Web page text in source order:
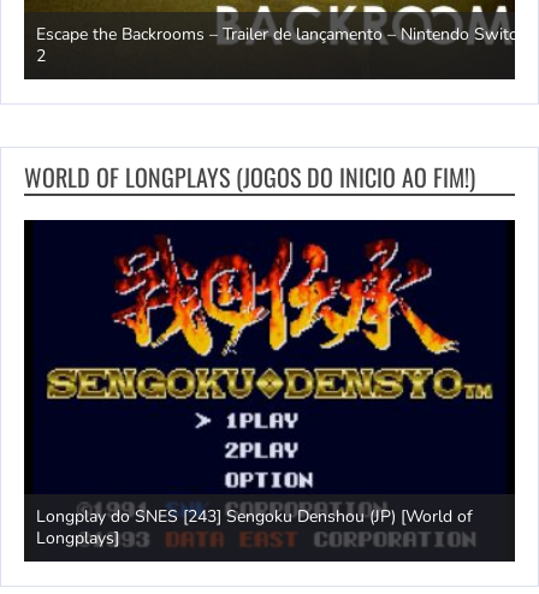
Moonlight Peaks – Trailer de lançamento – Nintendo Switch 2
WORLD OF LONGPLAYS (JOGOS DO INICIO AO FIM!)
Jogo longo do NES [233] Luta de 10 jardas (EUA) [World of
Longplays]